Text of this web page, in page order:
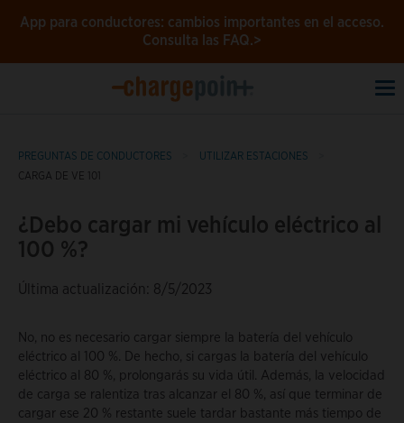
App para conductores: cambios importantes en el acceso.
Consulta las FAQ.>
PREGUNTAS DE CONDUCTORES
UTILIZAR ESTACIONES
CARGA DE VE 101
¿Debo cargar mi vehículo eléctrico al
100 %?
Última actualización: 8/5/2023
No, no es necesario cargar siempre la batería del vehículo
eléctrico al 100 %. De hecho, si cargas la batería del vehículo
eléctrico al 80 %, prolongarás su vida útil. Además, la velocidad
de carga se ralentiza tras alcanzar el 80 %, así que terminar de
cargar ese 20 % restante suele tardar bastante más tiempo de